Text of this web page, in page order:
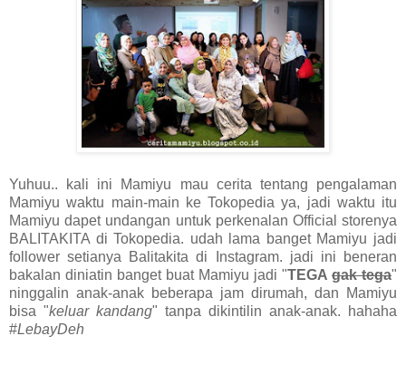
Yuhuu.. kali ini Mamiyu mau cerita tentang pengalaman
Mamiyu waktu main-main ke Tokopedia ya, jadi waktu itu
Mamiyu dapet undangan untuk perkenalan Official storenya
BALITAKITA di Tokopedia. udah lama banget Mamiyu jadi
follower setianya Balitakita di Instagram. jadi ini beneran
bakalan diniatin banget buat Mamiyu jadi "TEGA gak tega"
ninggalin anak-anak beberapa jam dirumah, dan Mamiyu
bisa "keluar kandang" tanpa dikintilin anak-anak.
hahaha
#LebayDeh